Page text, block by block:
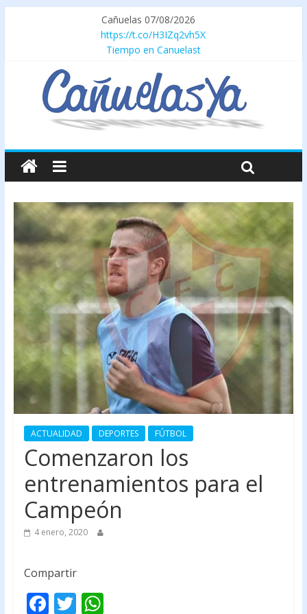
Cañuelas 07/08/2026
https://t.co/H3IZq2vh5X
Tiempo en Canuelast
ACTUALIDAD DEPORTES FÚTBOL
Comenzaron los
entrenamientos para el
Campeón
4 enero, 2020
Compartir
F T W